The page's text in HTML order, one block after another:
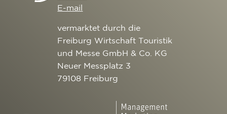
E-mail
vermarktet durch die
Freiburg Wirtschaft Touristik
und Messe GmbH & Co. KG
Neuer Messplatz 3
79108 Freiburg